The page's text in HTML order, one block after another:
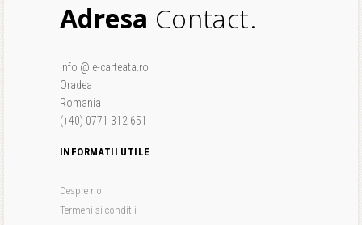
Adresa Contact.
info @ e-carteata.ro
Oradea
Romania
(+40) 0771 312 651
INFORMATII UTILE
Despre noi
Termeni si conditii